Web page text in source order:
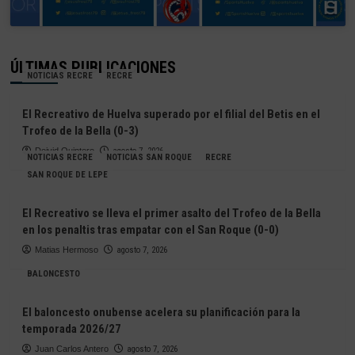
ÚLTIMAS PUBLICACIONES
NOTICIAS RECRE RECRE
El Recreativo de Huelva superado por el filial del Betis en el
Trofeo de la Bella (0-3)
Deivid Quintero agosto 7, 2026
NOTICIAS RECRE NOTICIAS SAN ROQUE
RECRE
SAN ROQUE DE LEPE
El Recreativo se lleva el primer asalto del Trofeo de la Bella
en los penaltis tras empatar con el San Roque (0-0)
Matias Hermoso agosto 7, 2026
BALONCESTO
El baloncesto onubense acelera su planificación para la
temporada 2026/27
Juan Carlos Antero agosto 7, 2026